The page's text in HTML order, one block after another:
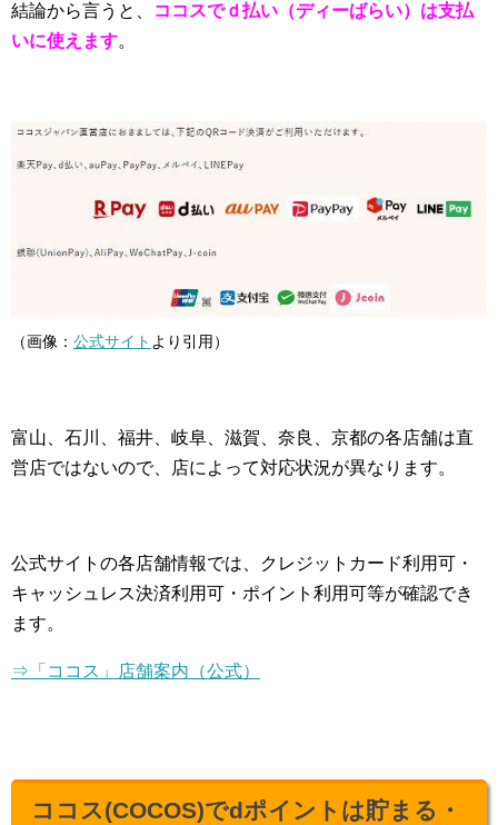
結論から言うと、
ココスでｄ払い（ディーばらい）は支払
いに使えます。
（画像： 公式サイト より引用）
富山、石川、福井、岐阜、滋賀、奈良、京都の各店舗は直
営店ではないので、店によって対応状況が異なります。
公式サイトの各店舗情報では、クレジットカード利用可・
キャッシュレス決済利用可・ポイント利用可等が確認でき
ます。
⇒「ココス」店舗案内（公式）
ココス(COCOS)でdポイントは貯まる・